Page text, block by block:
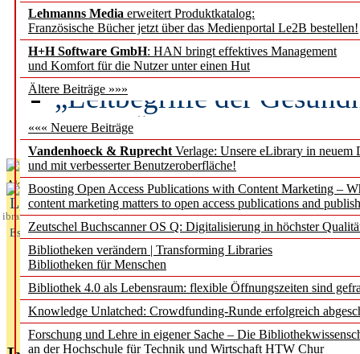
Lehmanns Media erweitert Produktkatalog:
Französische Bücher jetzt über das Medienportal Le2B bestellen!
H+H Software GmbH: HAN bringt effektives Management
und Komfort für die Nutzer unter einen Hut
Ältere Beiträge »»»
««« Neuere Beiträge
Vandenhoeck & Ruprecht Verlage: Unsere eLibrary in neuem
und mit verbesserter Benutzeroberfläche!
Boosting Open Access Publications with Content Marketing –
content marketing matters to open access publications and
Zeutschel Buchscanner OS Q: Digitalisierung in höchster
Bibliotheken verändern | Transforming Libraries
Bibliotheken für Menschen
Bibliothek 4.0 als Lebensraum: flexible Öffnungszeiten sind
Knowledge Unlatched: Crowdfunding-Runde erfolgreich
Forschung und Lehre in eigener Sache – Die
an der Hochschule für Technik und Wirtschaft HTW Chur
Künstliche Intelligenz
besser zu verstehen
„Leitbegriffe der
des BIÖG erscheinen
Aktuelles aus
L
ibrary
Essentials